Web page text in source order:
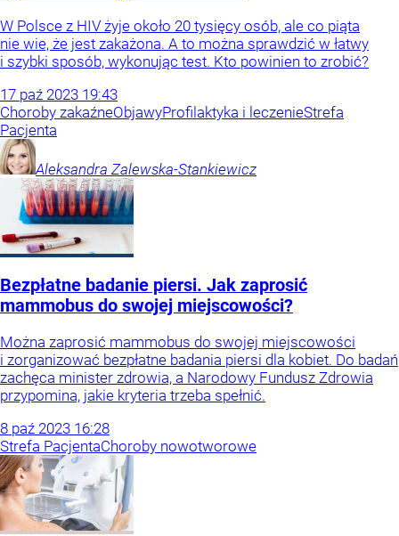
W Polsce z HIV żyje około 20 tysięcy osób, ale co piąta
nie wie, że jest zakażona. A to można sprawdzić w łatwy
i szybki sposób, wykonując test. Kto powinien to zrobić?
17 paź 2023 19:43
Choroby zakaźneObjawyProfilaktyka i leczenieStrefa
Pacjenta
Aleksandra Zalewska-Stankiewicz
Bezpłatne badanie piersi. Jak zaprosić
mammobus do swojej miejscowości?
Można zaprosić mammobus do swojej miejscowości
i zorganizować bezpłatne badania piersi dla kobiet. Do badań
zachęca minister zdrowia, a Narodowy Fundusz Zdrowia
przypomina, jakie kryteria trzeba spełnić.
8 paź 2023 16:28
Strefa PacjentaChoroby nowotworowe